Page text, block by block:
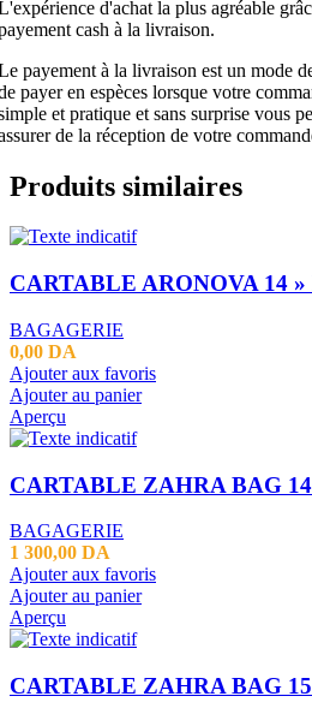
d'achat la plus agréable
cash à la livraison.
payement à la livraison est un mode
payer en espèces lorsque votre
et pratique et sans surprise vous
de la réception de votre
Produits similaires
CARTABLE ARONOVA 14
BAGAGERIE
0,00 DA
Ajouter aux favoris
Ajouter au panier
Aperçu
CARTABLE ZAHRA BAG
BAGAGERIE
1 300,00 DA
Ajouter aux favoris
Ajouter au panier
Aperçu
CARTABLE ZAHRA BAG